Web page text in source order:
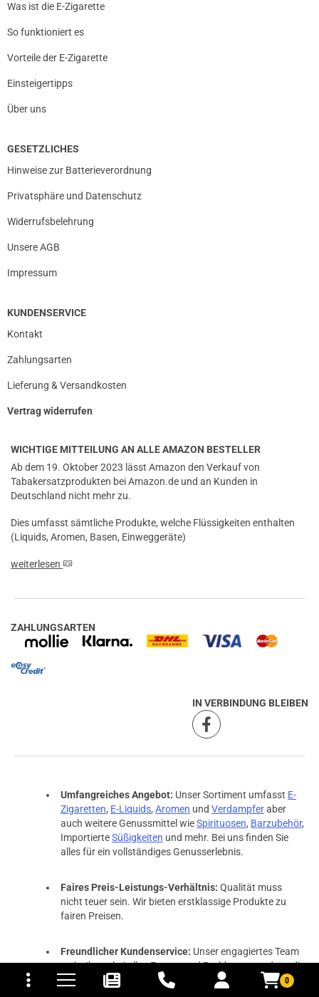
0
und Versandkosten
Was ist die E-Zigarette
So funktioniert es
Vorteile der E-Zigarette
Einsteigertipps
Über uns
GESETZLICHES
Hinweise zur Batterieverordnung
Privatsphäre und Datenschutz
Widerrufsbelehrung
Unsere AGB
Impressum
KUNDENSERVICE
Kontakt
Zahlungsarten
Lieferung & Versandkosten
Vertrag widerrufen
WICHTIGE MITTEILUNG AN ALLE AMAZON BESTELLER
Ab dem 19. Oktober 2023 lässt Amazon den Verkauf von
Tabakersatzprodukten bei Amazon.de und an Kunden in
Deutschland nicht mehr zu.
Dies umfasst sämtliche Produkte, welche Flüssigkeiten enthalten
(Liquids, Aromen, Basen, Einweggeräte)
weiterlesen
ZAHLUNGSARTEN
IN VERBINDUNG BLEIBEN
Umfangreiches Angebot: Unser Sortiment umfasst E-
Zigaretten, E-Liquids, Aromen und Verdampferaber
auch weitere Genussmittel wieSpirituosen, Barzubehör,
ImportierteSüßigkeiten und mehr. Bei uns finden Sie
alles für ein vollständiges Genusserlebnis.
Faires Preis-Leistungs-Verhältnis: Qualität muss
nicht teuer sein. Wir bieten erstklassige Produkte zu
fairen Preisen.
Freundlicher Kundenservice: Unser engagiertes Team
steht Ihnen bei allen Fragen und Problemen rund um die
angebotenen Produkte kompetent und freundlich zur